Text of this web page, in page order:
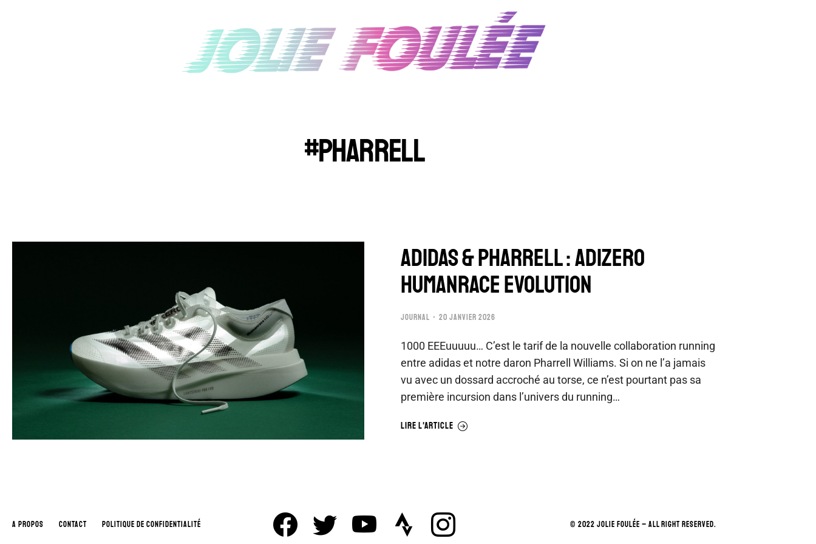
#PHARRELL
ADIDAS & PHARRELL : ADIZERO
HUMANRACE EVOLUTION
JOURNAL 20 JANVIER 2026
1000 EEEuuuuu… C’est le tarif de la nouvelle collaboration running
entre adidas et notre daron Pharrell Williams. Si on ne l’a jamais
vu avec un dossard accroché au torse, ce n’est pourtant pas sa
première incursion dans l’univers du running…
LIRE L'ARTICLE
A PROPOS CONTACT POLITIQUE DE CONFIDENTIALITÉ © 2022 JOLIE FOULÉE – ALL RIGHT RESERVED.